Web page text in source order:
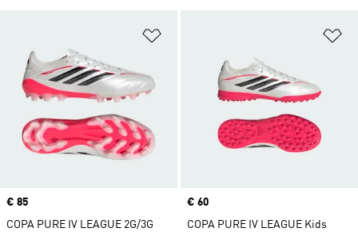
Price
€ 85
COPA PURE IV LEAGUE 2G/3G
Price
€ 60
COPA PURE IV LEAGUE Kids